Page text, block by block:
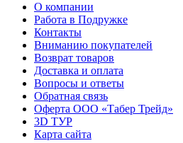
О компании
Работа в Подружке
Контакты
Вниманию покупателей
Возврат товаров
Доставка и оплата
Вопросы и ответы
Обратная связь
Оферта ООО «Табер Трейд»
3D ТУР
Карта сайта